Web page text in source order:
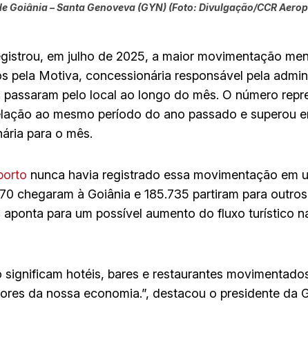
Goiânia – Santa Genoveva (GYN) (Foto: Divulgação/CCR
em julho de 2025, a maior movimentação
pela Motiva, concessionária responsável pela
pelo local ao longo do mês. O número
ao mesmo período do ano passado e superou
para o mês.
nunca havia registrado essa movimentação em
chegaram à Goiânia e 185.735 partiram para
para um possível aumento do fluxo turístico
hotéis, bares e restaurantes
da nossa economia.”, destacou o presidente da